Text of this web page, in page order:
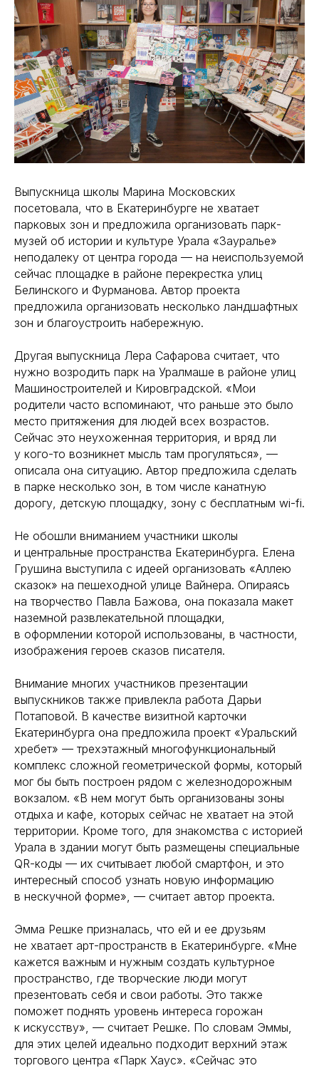
Выпускница школы Марина Московских
посетовала, что в Екатеринбурге не хватает
парковых зон и предложила организовать парк-
музей об истории и культуре Урала «Зауралье»
неподалеку от центра города — на неиспользуемой
сейчас площадке в районе перекрестка улиц
Белинского и Фурманова. Автор проекта
предложила организовать несколько ландшафтных
зон и благоустроить набережную.
Другая выпускница Лера Сафарова считает, что
нужно возродить парк на Уралмаше в районе улиц
Машиностроителей и Кировградской. «Мои
родители часто вспоминают, что раньше это было
место притяжения для людей всех возрастов.
Сейчас это неухоженная территория, и вряд ли
у кого-то возникнет мысль там прогуляться», —
описала она ситуацию. Автор предложила сделать
в парке несколько зон, в том числе канатную
дорогу, детскую площадку, зону с бесплатным wi-fi.
Не обошли вниманием участники школы
и центральные пространства Екатеринбурга. Елена
Грушина выступила с идеей организовать «Аллею
сказок» на пешеходной улице Вайнера. Опираясь
на творчество Павла Бажова, она показала макет
наземной развлекательной площадки,
в оформлении которой использованы, в частности,
изображения героев сказов писателя.
Внимание многих участников презентации
выпускников также привлекла работа Дарьи
Потаповой. В качестве визитной карточки
Екатеринбурга она предложила проект «Уральский
хребет» — трехэтажный многофункциональный
комплекс сложной геометрической формы, который
мог бы быть построен рядом с железнодорожным
вокзалом. «В нем могут быть организованы зоны
отдыха и кафе, которых сейчас не хватает на этой
территории. Кроме того, для знакомства с историей
Урала в здании могут быть размещены специальные
QR-коды — их считывает любой смартфон, и это
интересный способ узнать новую информацию
в нескучной форме», — считает автор проекта.
Эмма Решке призналась, что ей и ее друзьям
не хватает арт-пространств в Екатеринбурге. «Мне
кажется важным и нужным создать культурное
пространство, где творческие люди могут
презентовать себя и свои работы. Это также
поможет поднять уровень интереса горожан
к искусству», — считает Решке. По словам Эммы,
для этих целей идеально подходит верхний этаж
торгового центра «Парк Хаус». «Сейчас это